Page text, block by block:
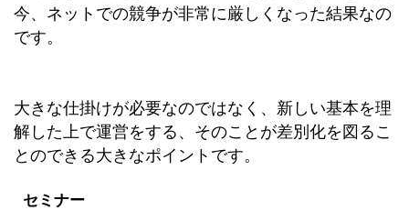
今、ネットでの競争が非常に厳しくなった結果なの
です。
大きな仕掛けが必要なのではなく、新しい基本を理
解した上で運営をする、そのことが差別化を図るこ
とのできる大きなポイントです。
セミナー